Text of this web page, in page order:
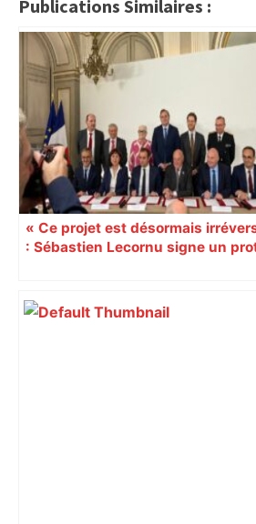
Publications Similaires :
« Ce projet est désormais
: Sébastien Lecornu signe un